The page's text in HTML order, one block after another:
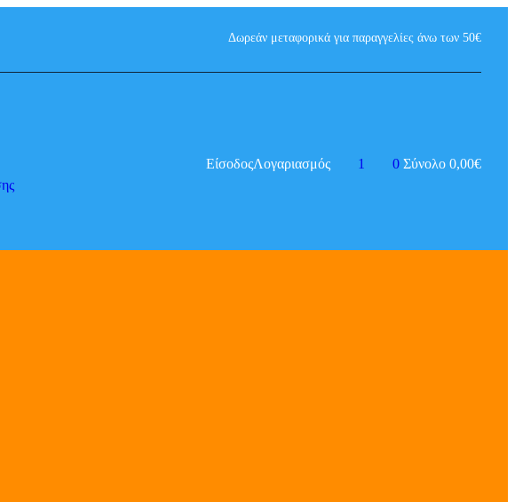
Δωρεάν μεταφορικά για παραγγελίες άνω των 50€
ΕίσοδοςΛογαριασμός 1 0 Σύνολο 0,00€